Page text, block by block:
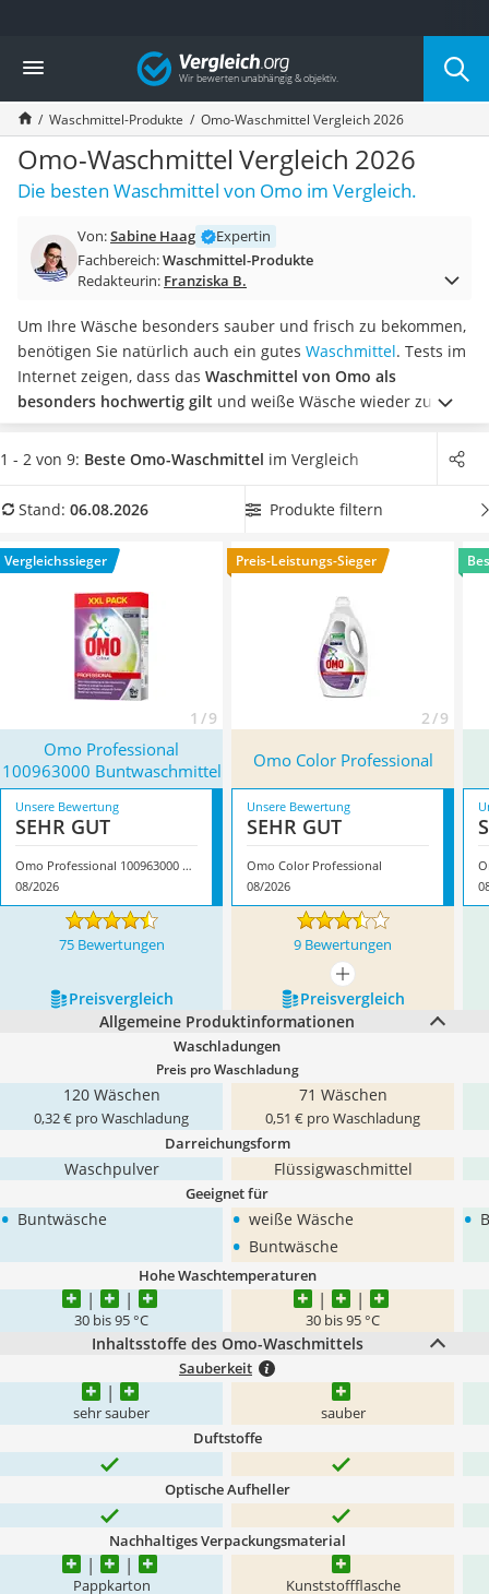
Die beliebtesten Vergleiche nach Kategorie
Drogerie
Inhalator
Haarschneider
Rollator
Braun Rasierer
Katzenklappe (Chip)
Masturbator
Massagepistole
Reisehaartrockner
Eiweißpulver
Magnesiumpräparat
Katzenklappe
Nackenmassagegerät
Zeckenschutz Katze
Philips-Sonicare-Zahnbürste
Mineralfutter Pferd
Massagegerät
Vergleich
Waschmittel-Produkte Omo-Waschmittel Vergleich 2026
Omo-Waschmittel Vergleich 2026
Die besten Waschmittel von Omo im Vergleich.
Von:Sabine Haag
Expertin
Fachbereich:Waschmittel-Produkte
Redakteurin: Franziska B.
Um Ihre Wäsche besonders sauber und frisch zu bekommen,
benötigen Sie natürlich auch ein gutes Waschmittel. Tests im
Internet zeigen, dass das Waschmittel von Omo als
besonders hochwertig gilt und weiße Wäsche wieder zum
Strahlen bringt. Wählen Sie jetzt ein Omo-Waschmittel für
mindestens 100 Waschladungen aus unserer
Sorge mehr um den Waschmittelkauf machen zu müssen.
ModellOmo Professional 100963000 Buntwaschmittel
seinen Eigenschaften.
1 - 2 von 9: Beste Omo-Waschmittel im Vergleich
Stand: 06.08.2026 Produkte filtern
Vergleichssieger
1 / 9
Preis-Leistungs-Sieger
2 / 9
Omo Professional
100963000 Buntwaschmittel
Omo Color Professional
Unsere Bewertung
SEHR GUT
Omo Professional 100963000 Buntwaschmittel
08/2026
Unsere Bewertung
SEHR GUT
Omo Color Professional
08/2026
75 Bewertungen 9 Bewertungen
mehr anzeigen
Preis­vergleich
Preis­vergleich
Allgemeine Produktinformationen
Waschladungen
Preis pro Waschladung
120 Wäschen
0,32 € pro Waschladung
71 Wäschen
0,51 € pro Waschladung
Darreichungsform
Waschpulver Flüssigwaschmittel
Geeignet für
• Buntwäsche • weiße Wäsche
• Buntwäsche
•
Hohe Waschtemperaturen
30 bis 95 °C 30 bis 95 °C
Inhaltsstoffe des Omo-Waschmittels
Sauberkeit
sehr sauber sauber
Duftstoffe
Optische Aufheller
Nachhaltiges Verpackungsmaterial
Pappkarton Kunststoffflasche